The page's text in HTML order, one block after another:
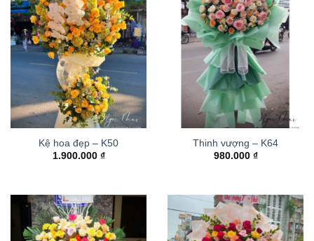
Kệ hoa đẹp – K50
1.900.000 ₫
Thinh vượng – K64
980.000 ₫